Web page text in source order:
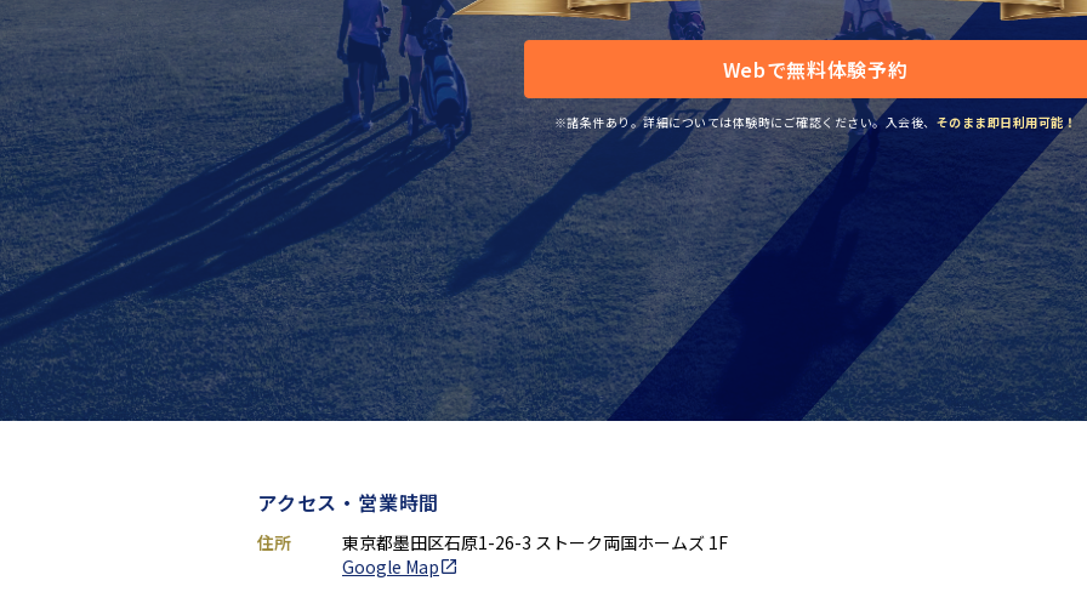
Webで無料体験予約
※諸条件あり。詳細については体験時にご確認ください。 入会後、 そのまま即日利用可能！
アクセス・営業時間
住所
東京都墨田区石原1-26-3 ストーク両国ホームズ 1F
Google Map